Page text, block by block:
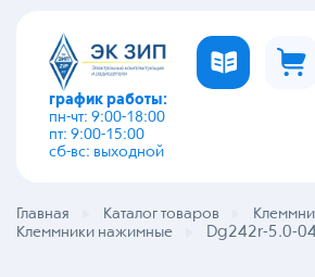
график работы:
пн-чт: 9:00-18:00
пт: 9:00-15:00
сб-вс: выходной
Главная Каталог товаров
Клеммники нажимные
Dg242r-5.0-